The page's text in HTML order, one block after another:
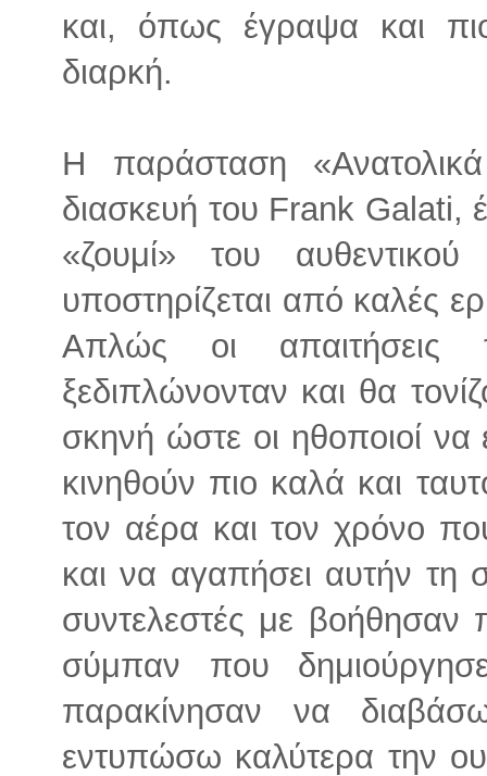
και, όπως έγραψα και
διαρκή.
Η παράσταση
διασκευή του Frank Galati,
«ζουμί» του
υποστηρίζεται από καλές
Απλώς οι
ξεδιπλώνονταν και θα
σκηνή ώστε οι ηθοποιοί
κινηθούν πιο καλά και
τον αέρα και τον χρόνο
και να αγαπήσει αυτήν τη
συντελεστές με
σύμπαν που
παρακίνησαν να
εντυπώσω καλύτερα την